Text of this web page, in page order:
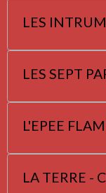
LES
LES SEPT
L'EPEE
LA TERRE -